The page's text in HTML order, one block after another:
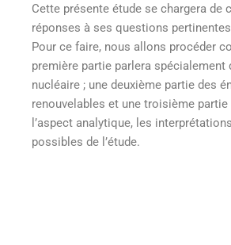
Cette présente étude se chargera de
réponses à ses questions
Pour ce faire, nous allons procéder
première partie parlera spécialement
nucléaire ; une deuxième partie des
renouvelables et une troisième
l’aspect analytique, les
possibles de l’étude.